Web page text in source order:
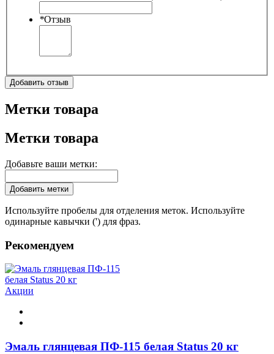
*Отзыв
Добавить отзыв
Метки товара
Метки товара
Добавьте ваши метки:
Добавить метки
Используйте пробелы для отделения меток. Используйте
одинарные кавычки (') для фраз.
Рекомендуем
Акции
Эмаль глянцевая ПФ-115 белая Status 20 кг